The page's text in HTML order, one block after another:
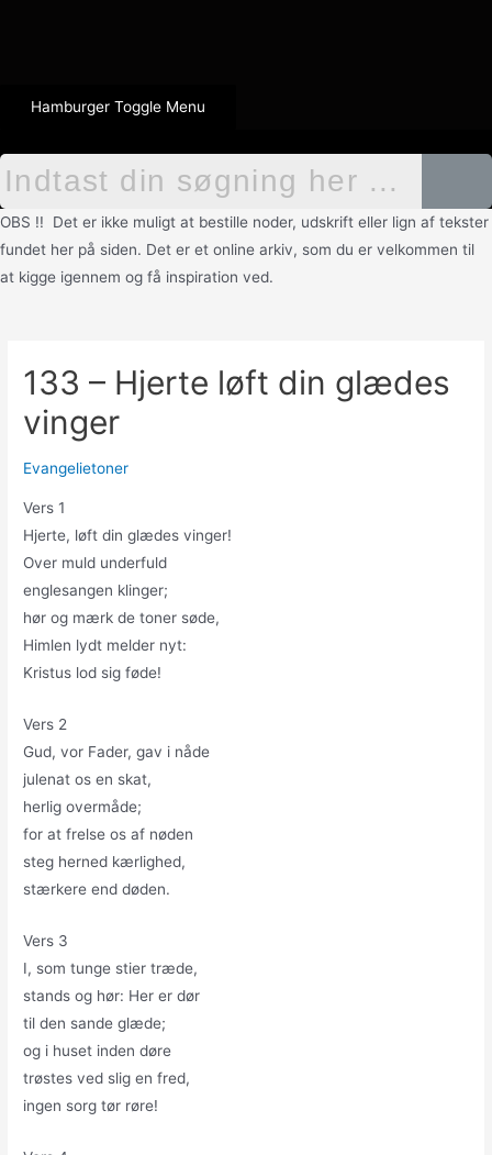
Hamburger Toggle Menu
OBS !! Det er ikke muligt at bestille noder, udskrift eller lign af tekster
fundet her på siden. Det er et online arkiv, som du er velkommen til
at kigge igennem og få inspiration ved.
133 – Hjerte løft din glædes
vinger
Evangelietoner
Vers 1
Hjerte, løft din glædes vinger!
Over muld underfuld
englesangen klinger;
hør og mærk de toner søde,
Himlen lydt melder nyt:
Kristus lod sig føde!
Vers 2
Gud, vor Fader, gav i nåde
julenat os en skat,
herlig overmåde;
for at frelse os af nøden
steg herned kærlighed,
stærkere end døden.
Vers 3
I, som tunge stier træde,
stands og hør: Her er dør
til den sande glæde;
og i huset inden døre
trøstes ved slig en fred,
ingen sorg tør røre!